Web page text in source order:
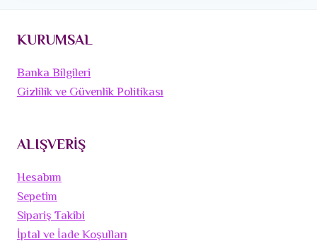
KURUMSAL
Banka Bilgileri
Gizlilik ve Güvenlik Politikası
ALIŞVERİŞ
Hesabım
Sepetim
Sipariş Takibi
İptal ve İade Koşulları